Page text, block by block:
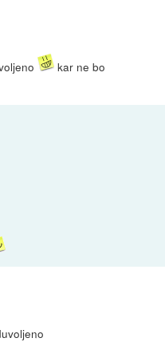
kar ne bo